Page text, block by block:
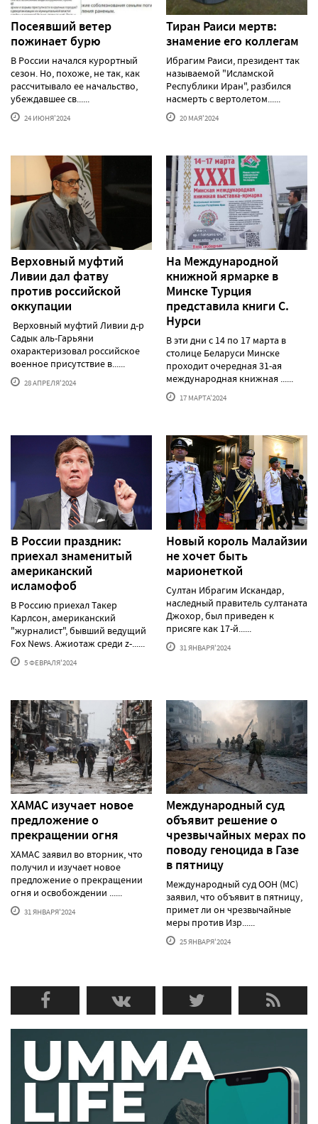
Посеявший ветер
пожинает бурю
В России начался курортный
сезон. Но, похоже, не так, как
рассчитывало ее начальство,
убеждавшее св......
24 ИЮНЯ'2024
Тиран Раиси мертв:
знамение его коллегам
Ибрагим Раиси, президент так
называемой "Исламской
Республики Иран", разбился
насмерть с вертолетом......
20 МАЯ'2024
Верховный муфтий
Ливии дал фатву
против российской
оккупации
Верховный муфтий Ливии д-р
Садык аль-Гарьяни
охарактеризовал российское
военное присутствие в......
28 АПРЕЛЯ'2024
На Международной
книжной ярмарке в
Минске Турция
представила книги С.
Нурси
В эти дни с 14 по 17 марта в
столице Беларуси Минске
проходит очередная 31-ая
международная книжная ......
17 МАРТА'2024
В России праздник:
приехал знаменитый
американский
исламофоб
В Россию приехал Такер
Карлсон, американский
"журналист", бывший ведущий
Fox News. Ажиотаж среди z-......
5 ФЕВРАЛЯ'2024
Новый король Малайзии
не хочет быть
марионеткой
Султан Ибрагим Искандар,
наследный правитель султаната
Джохор, был приведен к
присяге как 17-й......
31 ЯНВАРЯ'2024
ХАМАС изучает новое
предложение о
прекращении огня
ХАМАС заявил во вторник, что
получил и изучает новое
предложение о прекращении
огня и освобождении ......
31 ЯНВАРЯ'2024
Международный суд
объявит решение о
чрезвычайных мерах по
поводу геноцида в Газе
в пятницу
Международный суд ООН (МС)
заявил, что объявит в пятницу,
примет ли он чрезвычайные
меры против Изр......
25 ЯНВАРЯ'2024